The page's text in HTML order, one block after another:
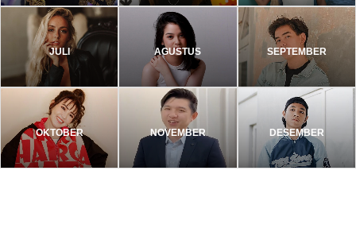
JULI AGUSTUS SEPTEMBER
OKTOBER NOVEMBER DESEMBER